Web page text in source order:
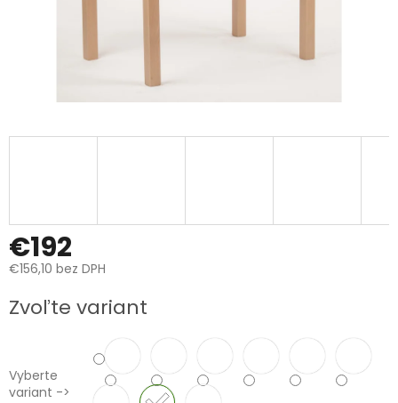
€192
€156,10 bez DPH
cena:
Zvoľte variant
Vyberte
variant ->